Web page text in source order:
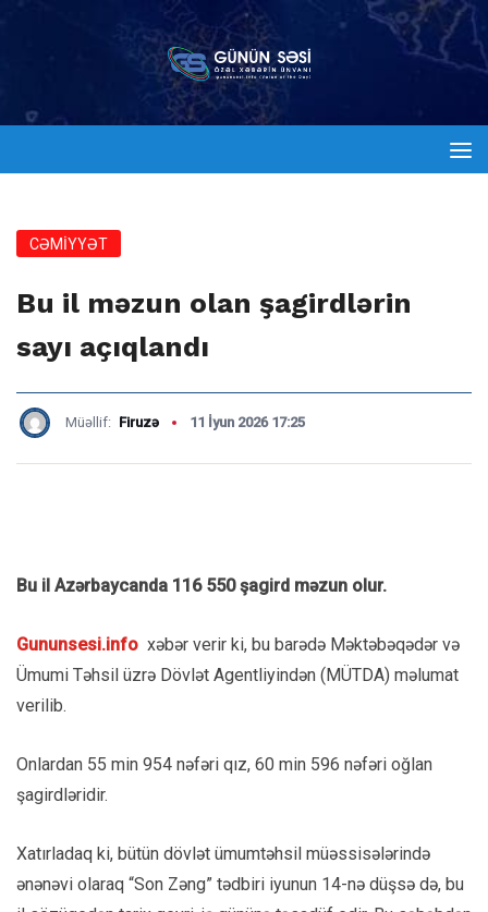
CƏMİYYƏT
Bu il məzun olan şagirdlərin
sayı açıqlandı
Müəllif: Firuzə 11 İyun 2026 17:25
Bu il Azərbaycanda 116 550 şagird məzun olur.
Gununsesi.info xəbər verir ki, bu barədə Məktəbəqədər və
Ümumi Təhsil üzrə Dövlət Agentliyindən (MÜTDA) məlumat
verilib.
Onlardan 55 min 954 nəfəri qız, 60 min 596 nəfəri oğlan
şagirdləridir.
Xatırladaq ki, bütün dövlət ümumtəhsil müəssisələrində
ənənəvi olaraq “Son Zəng” tədbiri iyunun 14-nə düşsə də, bu